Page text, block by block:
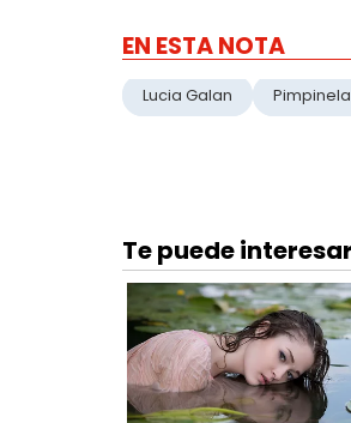
EN ESTA NOTA
Lucia Galan Pimpinela